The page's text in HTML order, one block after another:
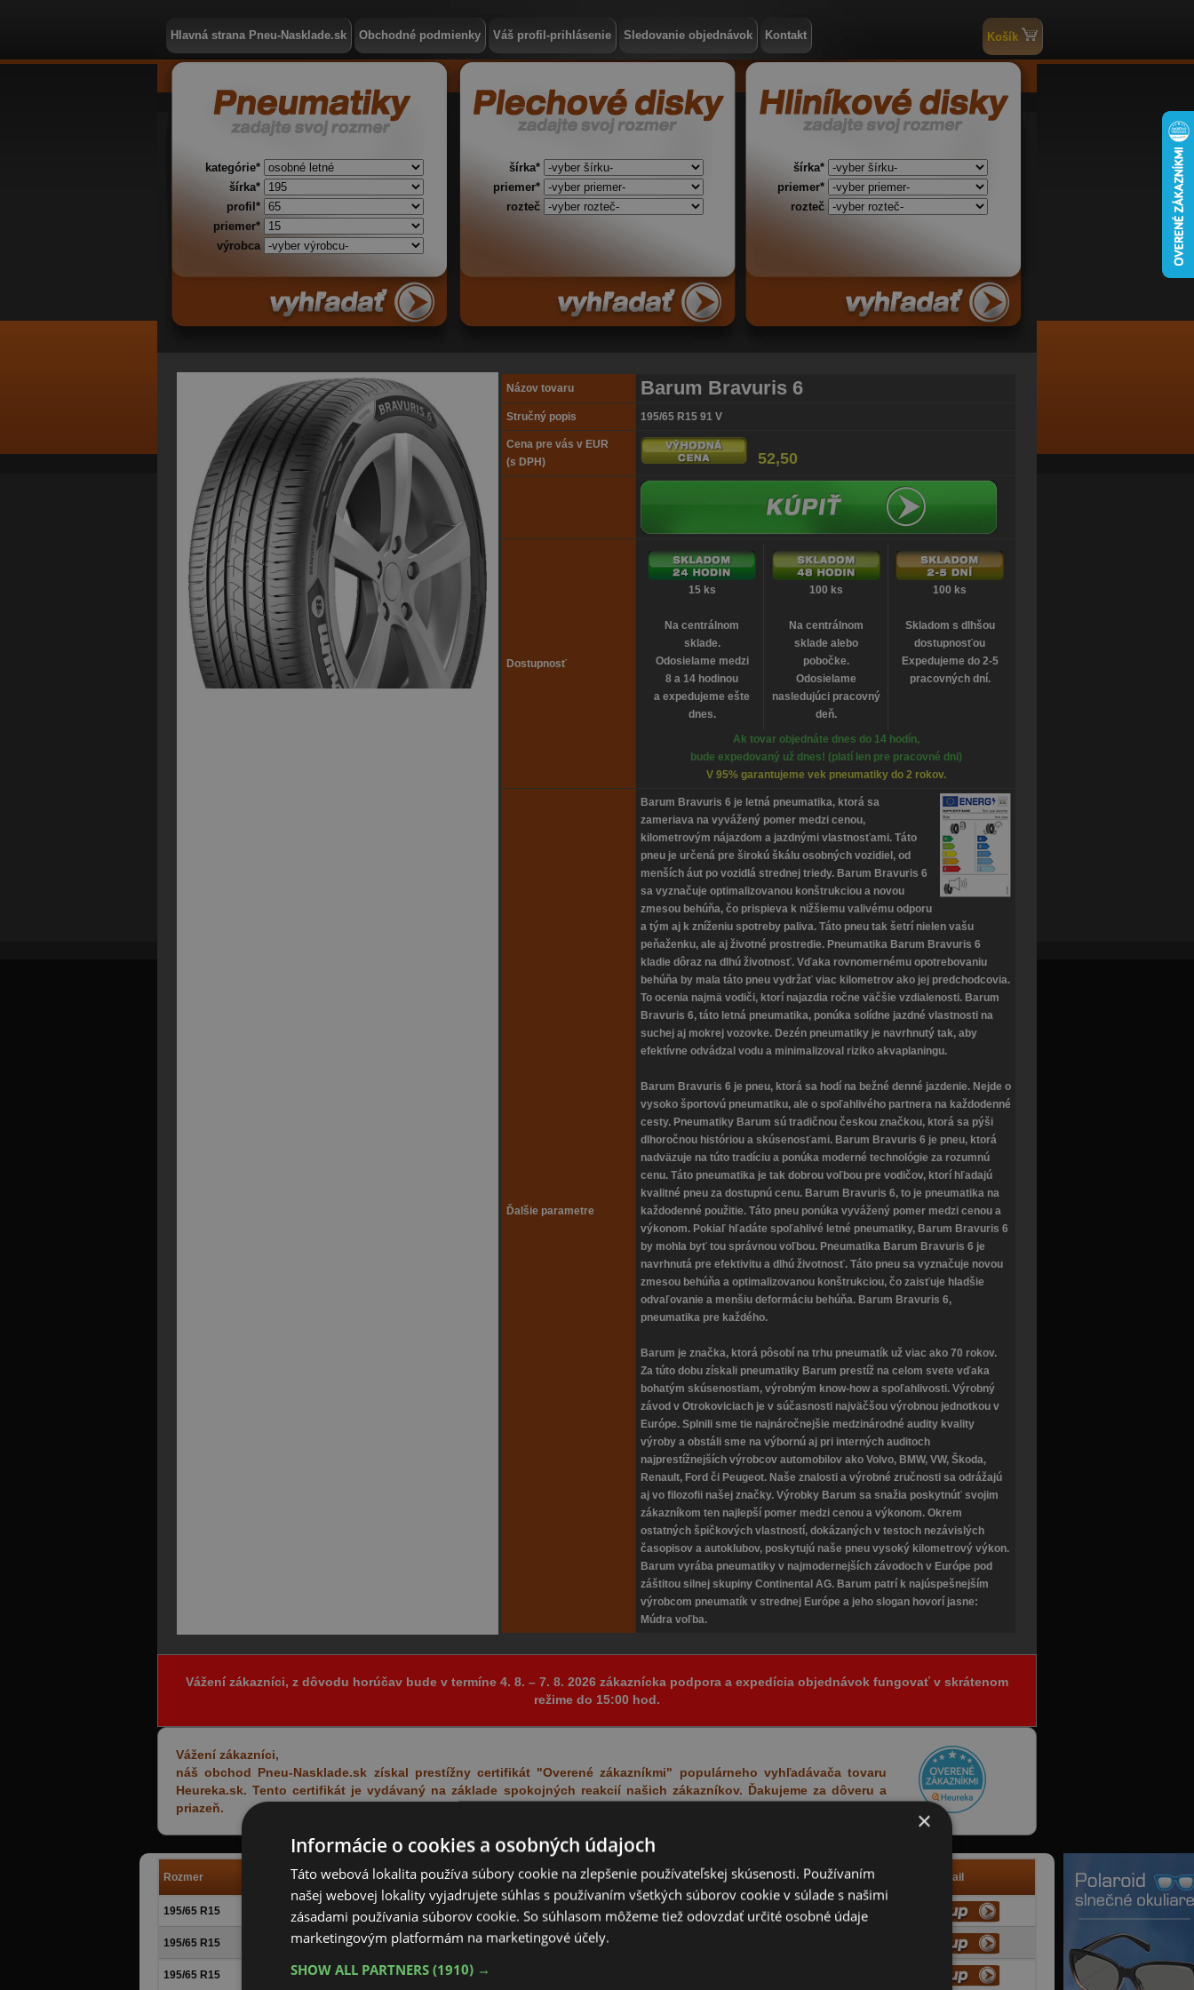
Hlavná strana Pneu-Nasklade.sk Obchodné podmienky Váš profil-prihlásenie Sledovanie objednávok Kontakt Košík
kategórie*
šírka*
profil*
priemer*
výrobca
šírka*
priemer*
rozteč
šírka*
priemer*
rozteč
Názov tovaru Barum Bravuris 6
Stručný popis 195/65 R15 91 V
Cena pre vás v EUR
(s DPH)
52,50
Dostupnosť
15 ks
Na centrálnom
sklade.
Odosielame medzi
8 a 14 hodinou
a expedujeme ešte
dnes.
100 ks
Na centrálnom
sklade alebo
pobočke.
Odosielame
nasledujúci pracovný
deň.
100 ks
Skladom s dlhšou
dostupnosťou
Expedujeme do 2-5
pracovných dní.
Ak tovar objednáte dnes do 14 hodín,
bude expedovaný už dnes! (platí len pre pracovné dni)
V 95% garantujeme vek pneumatiky do 2 rokov.
Ďalšie parametre
Barum Bravuris 6 je letná pneumatika, ktorá sa
zameriava na vyvážený pomer medzi cenou,
kilometrovým nájazdom a jazdnými vlastnosťami. Táto
pneu je určená pre širokú škálu osobných vozidiel, od
menších áut po vozidlá strednej triedy. Barum Bravuris 6
sa vyznačuje optimalizovanou konštrukciou a novou
zmesou behúňa, čo prispieva k nižšiemu valivému odporu
a tým aj k zníženiu spotreby paliva. Táto pneu tak šetrí nielen vašu
peňaženku, ale aj životné prostredie. Pneumatika Barum Bravuris 6
kladie dôraz na dlhú životnosť. Vďaka rovnomernému opotrebovaniu
behúňa by mala táto pneu vydržať viac kilometrov ako jej predchodcovia.
To ocenia najmä vodiči, ktorí najazdia ročne väčšie vzdialenosti. Barum
Bravuris 6, táto letná pneumatika, ponúka solídne jazdné vlastnosti na
suchej aj mokrej vozovke. Dezén pneumatiky je navrhnutý tak, aby
efektívne odvádzal vodu a minimalizoval riziko akvaplaningu.
Barum Bravuris 6 je pneu, ktorá sa hodí na bežné denné jazdenie. Nejde o
vysoko športovú pneumatiku, ale o spoľahlivého partnera na každodenné
cesty. Pneumatiky Barum sú tradičnou českou značkou, ktorá sa pýši
dlhoročnou históriou a skúsenosťami. Barum Bravuris 6 je pneu, ktorá
nadväzuje na túto tradíciu a ponúka moderné technológie za rozumnú
cenu. Táto pneumatika je tak dobrou voľbou pre vodičov, ktorí hľadajú
kvalitné pneu za dostupnú cenu. Barum Bravuris 6, to je pneumatika na
každodenné použitie. Táto pneu ponúka vyvážený pomer medzi cenou a
výkonom. Pokiaľ hľadáte spoľahlivé letné pneumatiky, Barum Bravuris 6
by mohla byť tou správnou voľbou. Pneumatika Barum Bravuris 6 je
navrhnutá pre efektivitu a dlhú životnosť. Táto pneu sa vyznačuje novou
zmesou behúňa a optimalizovanou konštrukciou, čo zaisťuje hladšie
odvaľovanie a menšiu deformáciu behúňa. Barum Bravuris 6,
pneumatika pre každého.
Barum je značka, ktorá pôsobí na trhu pneumatík už viac ako 70 rokov.
Za túto dobu získali pneumatiky Barum prestíž na celom svete vďaka
bohatým skúsenostiam, výrobným know-how a spoľahlivosti. Výrobný
závod v Otrokoviciach je v súčasnosti najväčšou výrobnou jednotkou v
Európe. Splnili sme tie najnáročnejšie medzinárodné audity kvality
výroby a obstáli sme na výbornú aj pri interných auditoch
najprestížnejších výrobcov automobilov ako Volvo, BMW, VW, Škoda,
Renault, Ford či Peugeot. Naše znalosti a výrobné zručnosti sa odrážajú
aj vo filozofii našej značky. Výrobky Barum sa snažia poskytnúť svojim
zákazníkom ten najlepší pomer medzi cenou a výkonom. Okrem
ostatných špičkových vlastností, dokázaných v testoch nezávislých
časopisov a autoklubov, poskytujú naše pneu vysoký kilometrový výkon.
Barum vyrába pneumatiky v najmodernejších závodoch v Európe pod
záštitou silnej skupiny Continental AG. Barum patrí k najúspešnejším
výrobcom pneumatík v strednej Európe a jeho slogan hovorí jasne:
Múdra voľba.
Vážení zákazníci, z dôvodu horúčav bude v termíne 4. 8. – 7. 8. 2026 zákaznícka podpora a expedícia objednávok fungovať v skrátenom
režime do 15:00 hod.
Vážení zákazníci,
náš obchod Pneu-Nasklade.sk získal prestížny certifikát "Overené zákazníkmi" populárneho vyhľadávača tovaru
Heureka.sk. Tento certifikát je vydávaný na základe spokojných reakcií našich zákazníkov. Ďakujeme za dôveru a
priazeň.
Rozmer Výrobca Názov Li/Si
Naša cena
v EUR s DPH
Zľava Info Detail
195/65 R15 Matador Hectorra 5 91 T 48,70 45%
195/65 R15 Barum Bravuris 6 91 H
195/65 R15 Matador Hectorra 5
×
Informácie o cookies a osobných údajoch
Táto webová lokalita používa súbory cookie na zlepšenie používateľskej skúsenosti. Používaním
našej webovej lokality vyjadrujete súhlas s používaním všetkých súborov cookie v súlade s našimi
zásadami používania súborov cookie. So súhlasom môžeme tiež odovzdať určité osobné údaje
marketingovým platformám na marketingové účely.
SHOW ALL PARTNERS (1910) →